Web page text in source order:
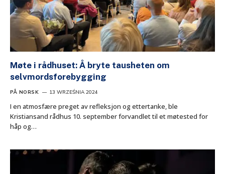
Møte i rådhuset: Å bryte tausheten om
selvmordsforebygging
PÅ NORSK 13 WRZEŚNIA 2024
I en atmosfære preget av refleksjon og ettertanke, ble
Kristiansand rådhus 10. september forvandlet til et møtested for
håp og…